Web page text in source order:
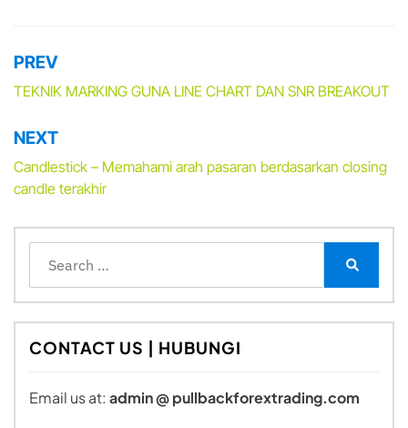
Post
navigation
PREV
TEKNIK MARKING GUNA LINE CHART DAN SNR BREAKOUT
NEXT
Candlestick – Memahami arah pasaran berdasarkan closing
candle terakhir
for:
CONTACT US | HUBUNGI
Email us at: admin @ pullbackforextrading.com